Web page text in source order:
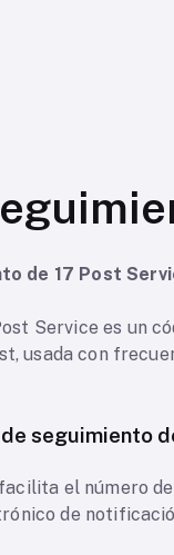
de 17 Post
Service es un
usada con
seguimiento
el número
de